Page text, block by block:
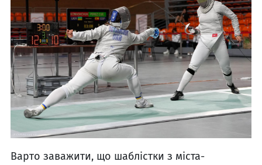
Варто заважити, що шаблістки з міста-